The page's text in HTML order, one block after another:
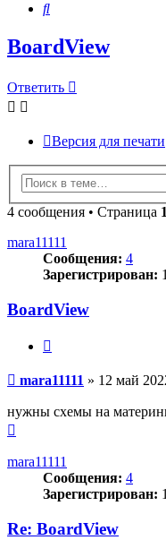
Поиск
BoardView
Ответить
Ответить
Версия для печати
4 сообщения • Страница 1
mara11111
Сообщения: 4
Зарегистрирован:
BoardView
Сообщение
mara11111 » 12 май
нужны схемы на
началу
mara11111
Сообщения: 4
Зарегистрирован:
Re: BoardView